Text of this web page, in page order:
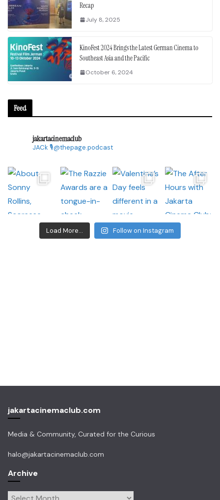
Recap
July 8, 2025
KinoFest 2024 Brings the Latest German Cinema to
Southeast Asia and the Pacific
October 6, 2024
Feed
jakartacinemaclub
JACk 🎙@thepage.podcast
Load More... Follow on Instagram
jakartacinemaclub.com
Media & Community, Curated for the Curious
halo@jakartacinemaclub.com
Archive
Archive